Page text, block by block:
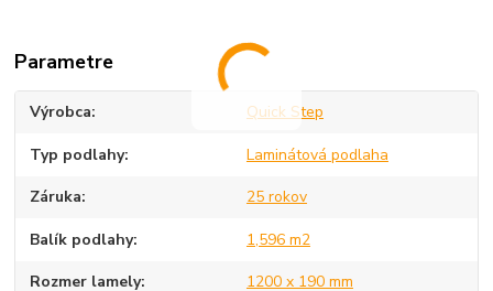
Parametre
Výrobca Quick Step
Typ podlahy Laminátová podlaha
Záruka 25 rokov
Balík podlahy 1,596 m2
Rozmer lamely 1200 x 190 mm